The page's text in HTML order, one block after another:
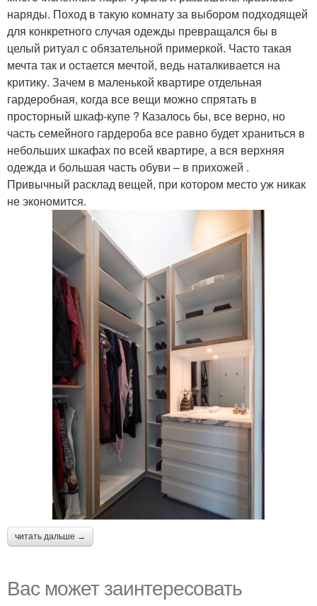
наряды. Поход в такую комнату за выбором подходящей
для конкретного случая одежды превращался бы в
целый ритуал с обязательной примеркой. Часто такая
мечта так и остается мечтой, ведь наталкивается на
критику. Зачем в маленькой квартире отдельная
гардеробная, когда все вещи можно спрятать в
просторный шкаф-купе ? Казалось бы, все верно, но
часть семейного гардероба все равно будет храниться в
небольших шкафах по всей квартире, а вся верхняя
одежда и большая часть обуви – в прихожей .
Привычный расклад вещей, при котором место уж никак
не экономится.
читать дальше →
Вас может заинтересовать